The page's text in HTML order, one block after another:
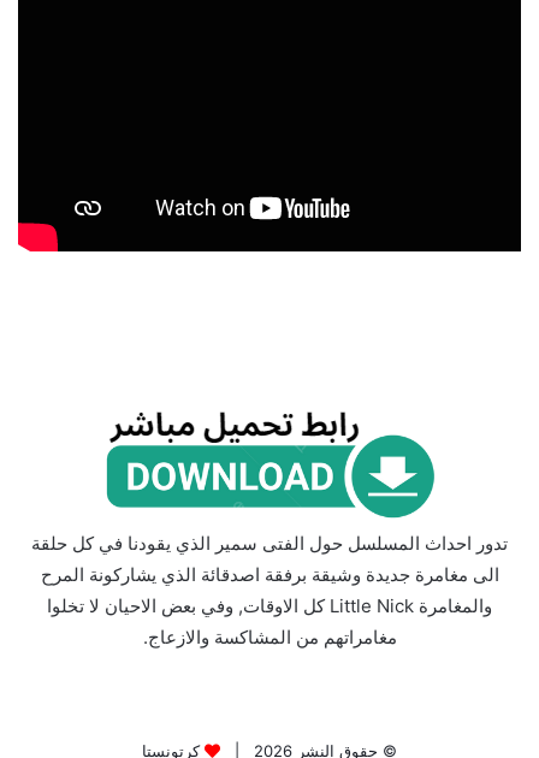
تدور احداث المسلسل حول الفتى سمير الذي يقودنا في كل حلقة
الى مغامرة جديدة وشيقة برفقة اصدقائة الذي يشاركونة المرح
والمغامرة Little Nick كل الاوقات, وفي بعض الاحيان لا تخلوا
مغامراتهم من المشاكسة والازعاج.
© حقوق النشر 2026 | كرتونستا